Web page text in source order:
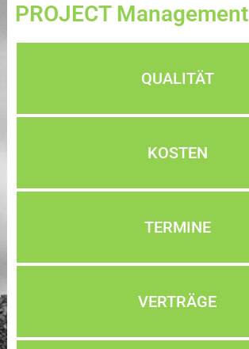
PROJECT Management
QUALITÄT
KOSTEN
TERMINE
VERTRÄGE